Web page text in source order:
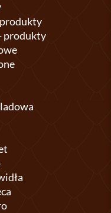
produkty